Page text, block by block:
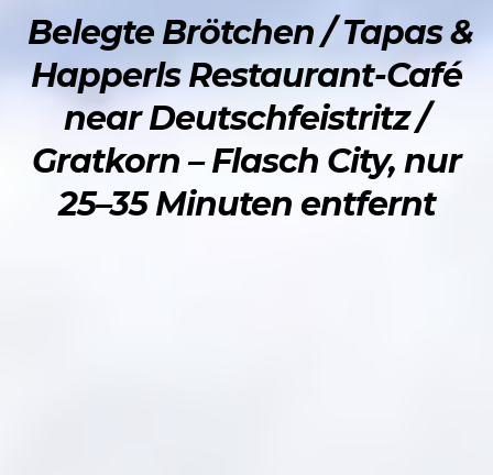
Belegte Brötchen / Tapas &
Happerls Restaurant-Café
near Deutschfeistritz /
Gratkorn – Flasch City, nur
25–35 Minuten entfernt